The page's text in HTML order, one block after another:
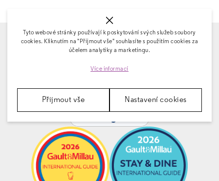
Fairhotel
9.2
""
1377 hodnocení
Tyto webové stránky používají k poskytování svých služeb soubory
cookies. Kliknutím na "Přijmout vše" souhlasíte s použitím cookies za
účelem analytiky a marketingu.
Více informací
Přijmout vše Nastavení cookies